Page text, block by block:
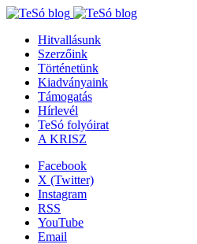
Hitvallásunk
Szerzőink
Történetünk
Kiadványaink
Támogatás
Hírlevél
TeSó folyóirat
A KRISZ
Facebook
X (Twitter)
Instagram
RSS
YouTube
Email